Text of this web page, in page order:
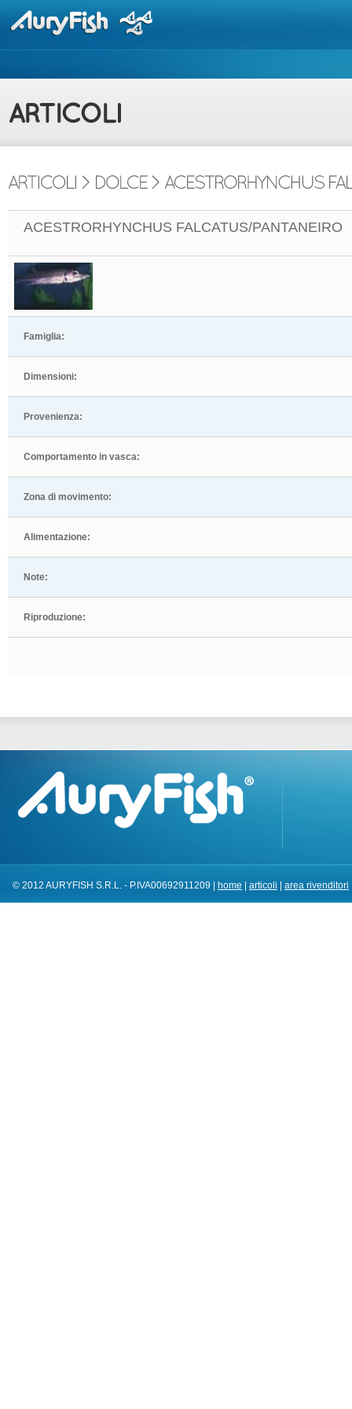
ACESTRORHYNCHUS FALCATUS/PANTANEIRO
Famiglia:
Dimensioni:
Provenienza:
Comportamento in vasca:
Zona di movimento:
Alimentazione:
Note:
Riproduzione:
© 2012 AURYFISH S.R.L. - P.IVA00692911209 | home articoli area rivenditori